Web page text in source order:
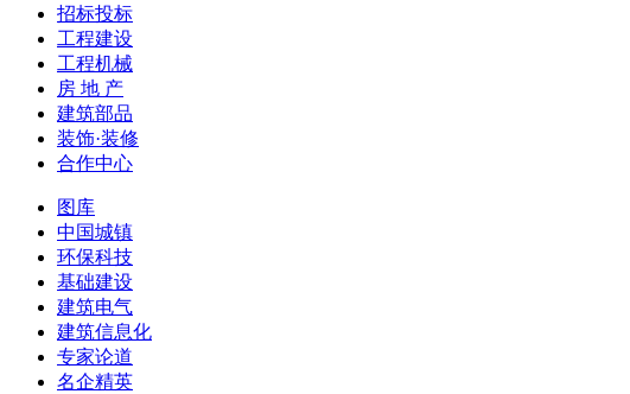
招标投标
工程建设
工程机械
房 地 产
建筑部品
装饰·装修
合作中心
图库
中国城镇
环保科技
基础建设
建筑电气
建筑信息化
专家论道
名企精英